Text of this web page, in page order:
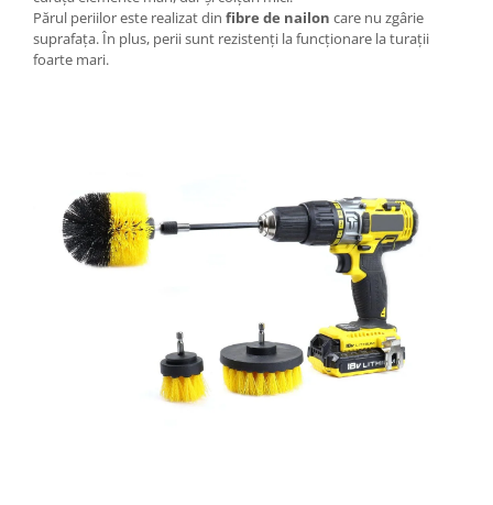
Părul periilor este realizat din fibre de nailon care nu zgârie
suprafața. În plus, perii sunt rezistenți la funcționare la turații
foarte mari.